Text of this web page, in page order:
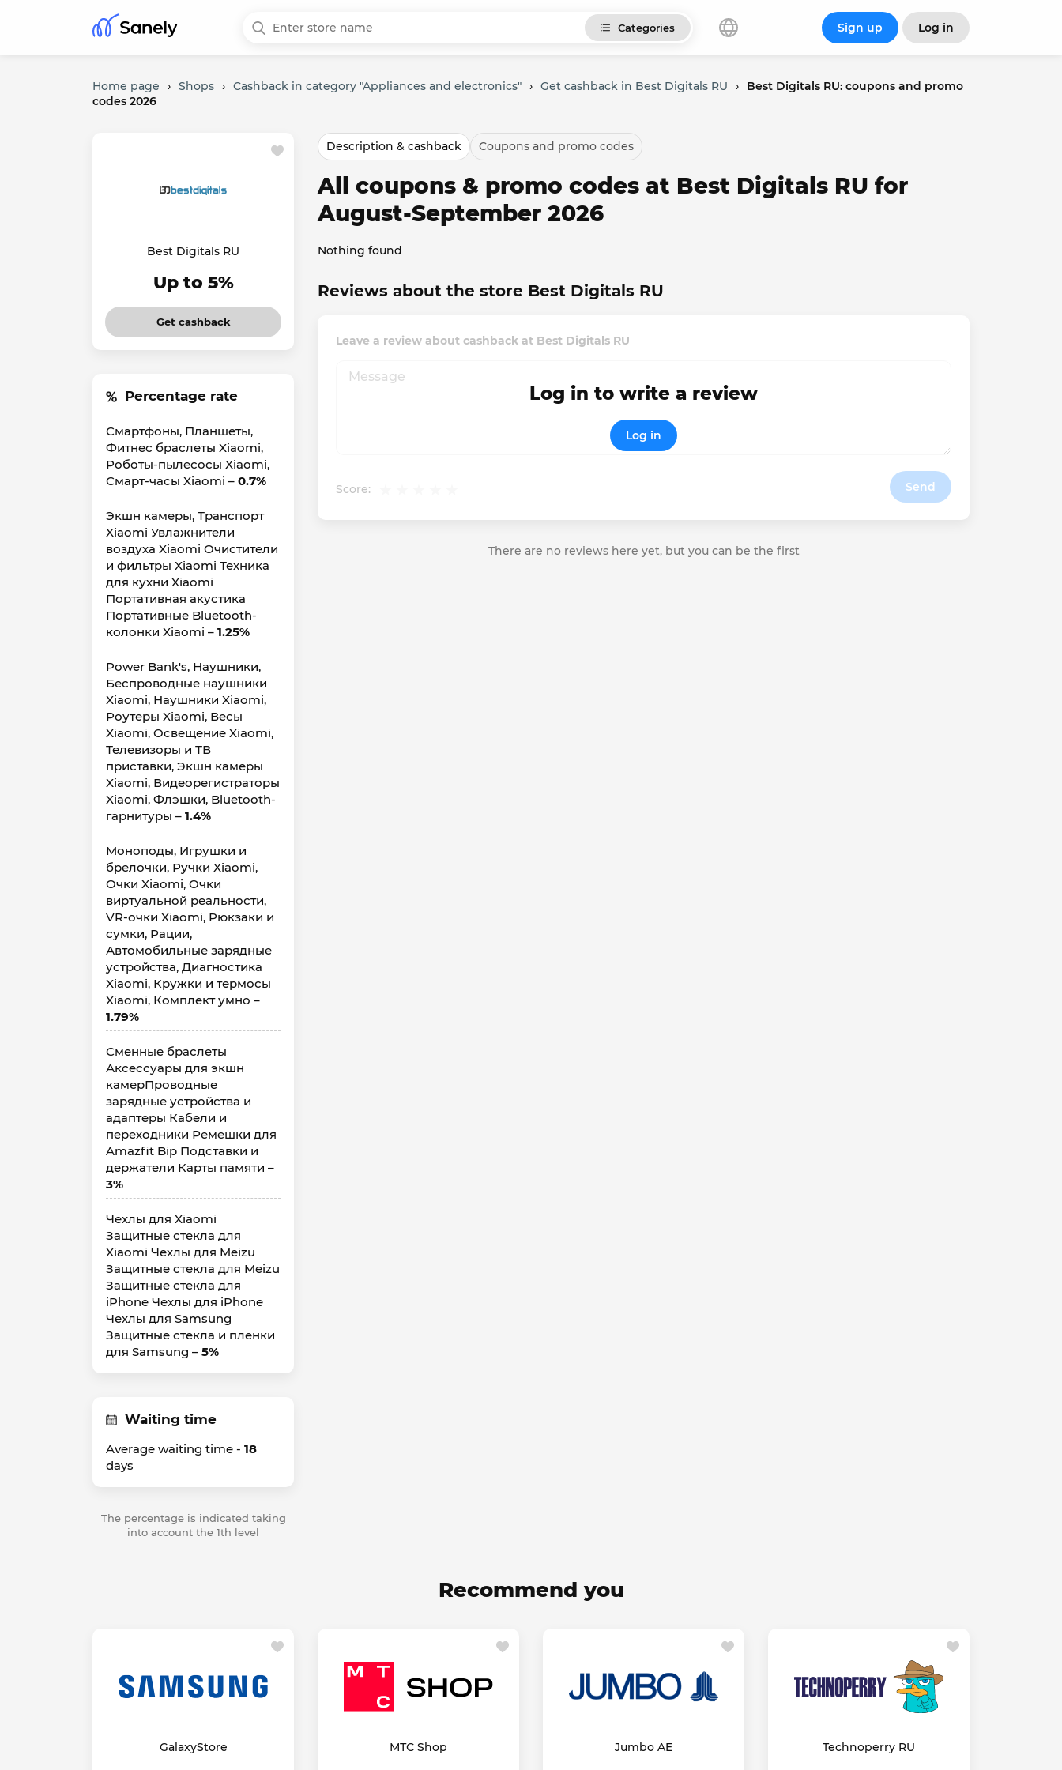
Categories Sign up Log in
Home page › Shops › Cashback in category "Appliances and electronics" › Get cashback in Best Digitals RU ›
Best Digitals RU: coupons and promo
codes 2026
Best Digitals RU
Up to 5%
Get cashback
Percentage rate
Смартфоны, Планшеты,
Фитнес браслеты Xiaomi,
Роботы-пылесосы Xiaomi,
Смарт-часы Xiaomi – 0.7%
Экшн камеры, Транспорт
Xiaomi Увлажнители
воздуха Xiaomi Очистители
и фильтры Xiaomi Техника
для кухни Xiaomi
Портативная акустика
Портативные Bluetooth-
колонки Xiaomi – 1.25%
Power Bank's, Наушники,
Беспроводные наушники
Xiaomi, Наушники Xiaomi,
Роутеры Xiaomi, Весы
Xiaomi, Освещение Xiaomi,
Телевизоры и ТВ
приставки, Экшн камеры
Xiaomi, Видеорегистраторы
Xiaomi, Флэшки, Bluetooth-
гарнитуры – 1.4%
Моноподы, Игрушки и
брелочки, Ручки Xiaomi,
Очки Xiaomi, Очки
виртуальной реальности,
VR-очки Xiaomi, Рюкзаки и
сумки, Рации,
Автомобильные зарядные
устройства, Диагностика
Xiaomi, Кружки и термосы
Xiaomi, Комплект умно –
1.79%
Сменные браслеты
Аксессуары для экшн
камерПроводные
зарядные устройства и
адаптеры Кабели и
переходники Ремешки для
Amazfit Bip Подставки и
держатели Карты памяти –
3%
Чехлы для Xiaomi
Защитные стекла для
Xiaomi Чехлы для Meizu
Защитные стекла для Meizu
Защитные стекла для
iPhone Чехлы для iPhone
Чехлы для Samsung
Защитные стекла и пленки
для Samsung – 5%
Waiting time
Average waiting time - 18
days
The percentage is indicated taking
into account the 1th level
Description & cashback Coupons and promo codes
All coupons & promo codes at Best Digitals RU for
August-September 2026
Nothing found
Reviews about the store Best Digitals RU
Leave a review about cashback at Best Digitals RU
Score: Send
Log in to write a review
Log in
There are no reviews here yet, but you can be the first
Recommend you
GalaxyStore МТС Shop Jumbo AE Technoperry RU